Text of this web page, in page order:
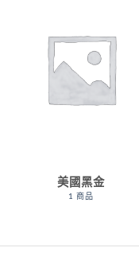
美國黑金
1 商品